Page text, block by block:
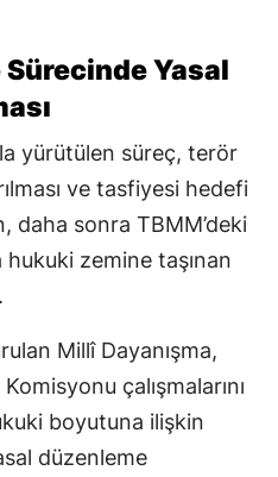
Yasal
yürütülen süreç, terör
ve tasfiyesi hedefi
daha sonra TBMM’deki
hukuki zemine taşınan
Millî Dayanışma,
çalışmalarını
boyutuna ilişkin
düzenleme